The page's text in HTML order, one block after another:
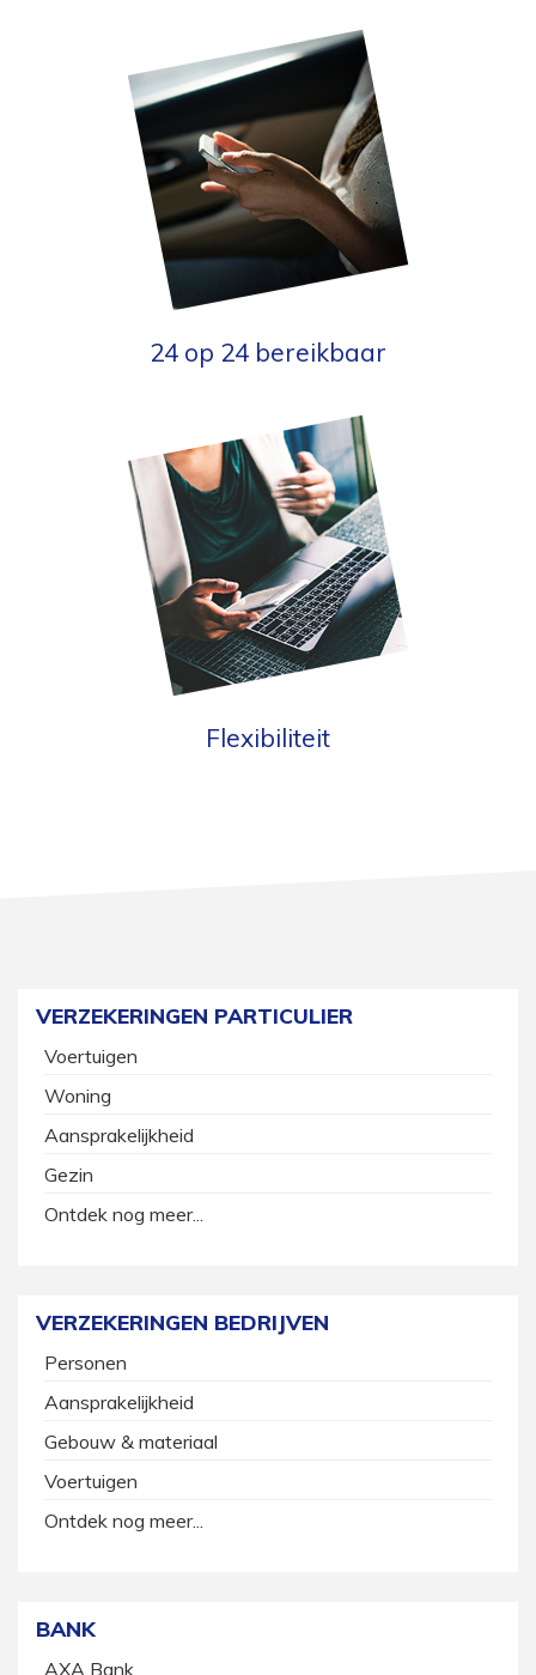
24 op 24 bereikbaar
Flexibiliteit
VERZEKERINGEN PARTICULIER
Voertuigen
Woning
Aansprakelijkheid
Gezin
Ontdek nog meer...
VERZEKERINGEN BEDRIJVEN
Personen
Aansprakelijkheid
Gebouw & materiaal
Voertuigen
Ontdek nog meer...
BANK
AXA Bank